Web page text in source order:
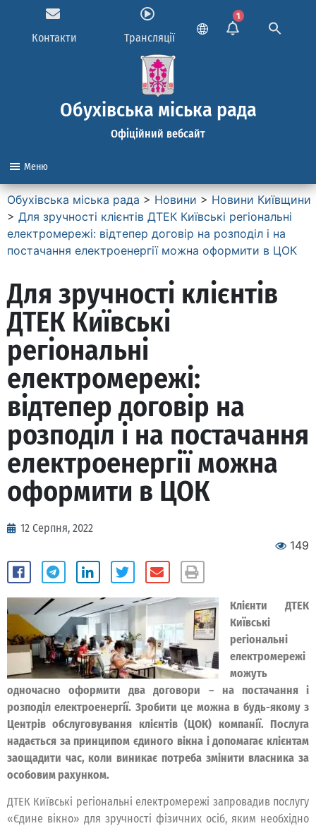
Контакти Трансляції
1
Обухівська міська рада
Офіційний вебсайт
Меню
Обухівська міська рада > Новини > Новини Київщини
> Для зручності клієнтів ДТЕК Київські регіональні
електромережі: відтепер договір на розподіл і на
постачання електроенергії можна оформити в ЦОК
Для зручності клієнтів
ДТЕК Київські
регіональні
електромережі:
відтепер договір на
розподіл і на постачання
електроенергії можна
оформити в ЦОК
12 Серпня, 2022
149
Клієнти ДТЕК
Київські
регіональні
електромережі
можуть
одночасно оформити два договори − на постачання і
розподіл електроенергії. Зробити це можна в будь-якому з
Центрів обслуговування клієнтів (ЦОК) компанії. Послуга
надається за принципом єдиного вікна і допомагає клієнтам
заощадити час, коли виникає потреба змінити власника за
особовим рахунком.
ДТЕК Київські регіональні електромережі запровадив послугу
«Єдине вікно» для зручності фізичних осіб, яким необхідно